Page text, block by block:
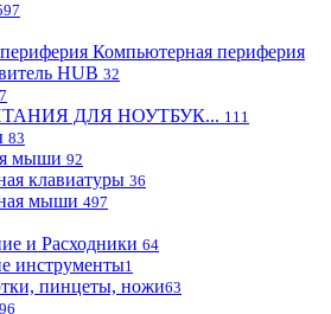
Компьютерная периферия
HUB 32
ДЛЯ НОУТБУК... 111
83
мыши 92
клавиатуры 36
мыши 497
и Расходники 64
инструменты1
пинцеты, ножи63